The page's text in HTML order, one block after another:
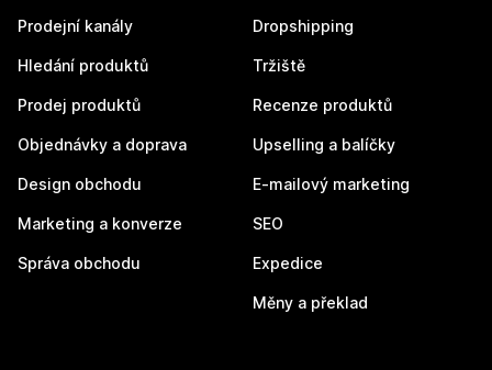
Prodejní kanály
Hledání produktů
Prodej produktů
Objednávky a doprava
Design obchodu
Marketing a konverze
Správa obchodu
Dropshipping
Tržiště
Recenze produktů
Upselling a balíčky
E-mailový marketing
SEO
Expedice
Měny a překlad